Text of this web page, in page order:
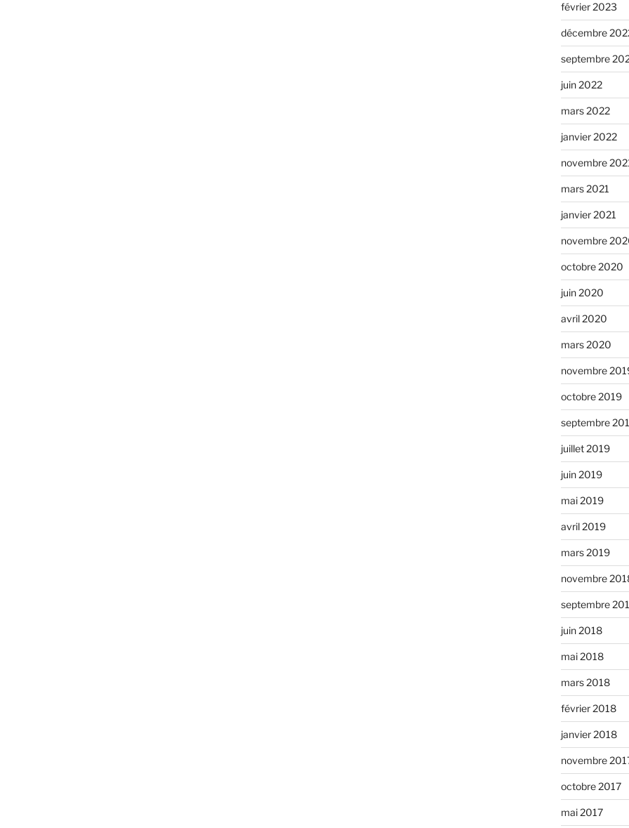
février 2023
décembre
septembre
juin 2022
mars 2022
janvier 2022
novembre
mars 2021
janvier 2021
novembre
octobre 2020
juin 2020
avril 2020
mars 2020
novembre
octobre 2019
septembre
juillet 2019
juin 2019
mai 2019
avril 2019
mars 2019
novembre
septembre
juin 2018
mai 2018
mars 2018
février 2018
janvier 2018
novembre
octobre 2017
mai 2017